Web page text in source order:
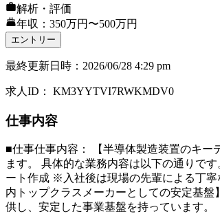
解析・評価
年収：350万円〜500万円
エントリー
最終更新日時 ： 2026/06/28 4:29 pm
求人ID ： KM3YYTVI7RWKMDV0
仕事内容
■仕事仕事内容： 【半導体製造装置のキー
ます。 具体的な業務内容は以下の通りで
ート作成 ※入社後は現場の先輩による丁
内トップクラスメーカーとしての安定基
供し、安定した事業基盤を持っています